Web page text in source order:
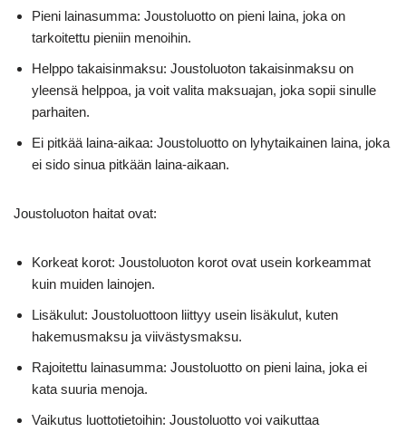
Pieni lainasumma: Joustoluotto on pieni laina, joka on
tarkoitettu pieniin menoihin.
Helppo takaisinmaksu: Joustoluoton takaisinmaksu on
yleensä helppoa, ja voit valita maksuajan, joka sopii sinulle
parhaiten.
Ei pitkää laina-aikaa: Joustoluotto on lyhytaikainen laina, joka
ei sido sinua pitkään laina-aikaan.
Joustoluoton haitat ovat:
Korkeat korot: Joustoluoton korot ovat usein korkeammat
kuin muiden lainojen.
Lisäkulut: Joustoluottoon liittyy usein lisäkulut, kuten
hakemusmaksu ja viivästysmaksu.
Rajoitettu lainasumma: Joustoluotto on pieni laina, joka ei
kata suuria menoja.
Vaikutus luottotietoihin: Joustoluotto voi vaikuttaa